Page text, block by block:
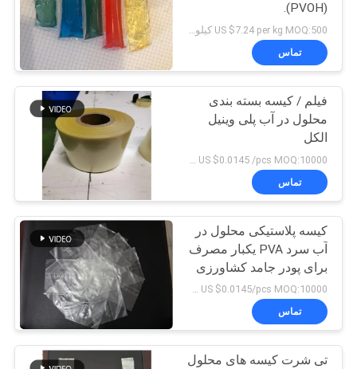
کنترل
کیفیت
اخبار
درخواست
نقل قول
نقشه
سایت
PRIVACY
POLICY
(PVOH).
تماس
فیلم / کیسه بسته بندی
محلول در آب پلی وینیل
الکل
تماس
کیسه پلاستیکی محلول در
آب سرد PVA یکبار مصرف
برای پودر جامد کشاورزی
US $0.0145/pcs MOQ:10000 عدد
تماس
تی شرت کیسه های محلول